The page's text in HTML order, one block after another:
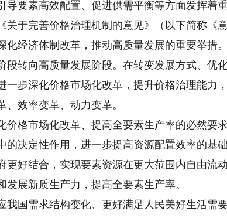
要素高效配置、促进供需平衡等方面发挥着
关于完善价格治理机制的意见》（以下简称《
化经济体制改革，推动高质量发展的重要举措。
转向高质量发展阶段。在转变发展方式、优
一步深化价格市场化改革，提升价格治理能力
效率变革、动力变革。
格市场化改革、提高全要素生产率的必然要
的决定性作用，进一步提高资源配置效率的基
更好结合，实现要素资源在更大范围内自由流
展新质生产力，提高全要素生产率。
国需求结构变化、更好满足人民美好生活需要